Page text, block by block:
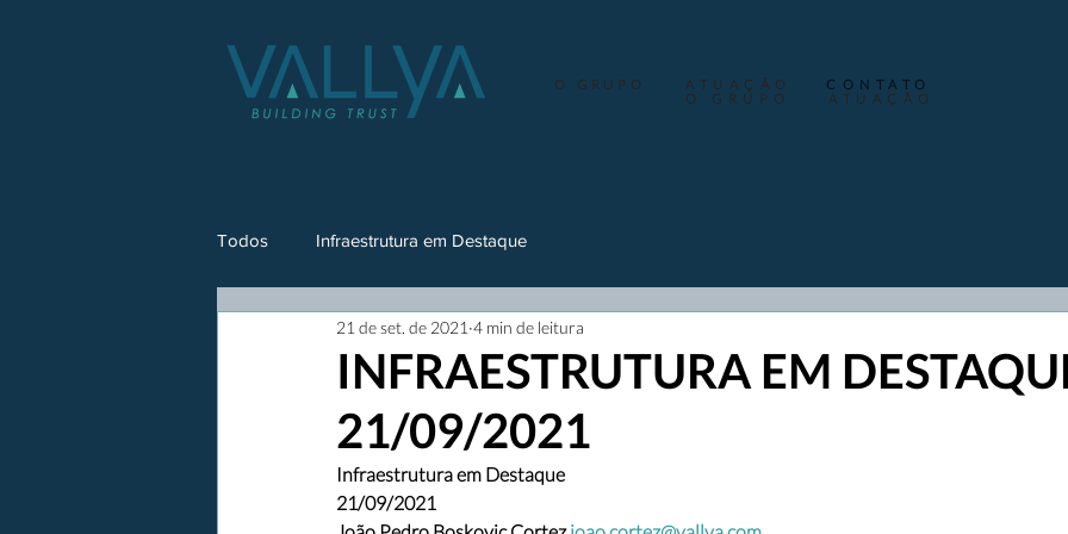
O GRUPO ATUAÇÃO
CONTATO
O GRUPO
ATUAÇÃO
Todos Infraestrutura em Destaque
INFRAESTRUTURA EM
21/09/2021
21 de set. de 2021 4 min de leitura
Infraestrutura em Destaque
21/09/2021